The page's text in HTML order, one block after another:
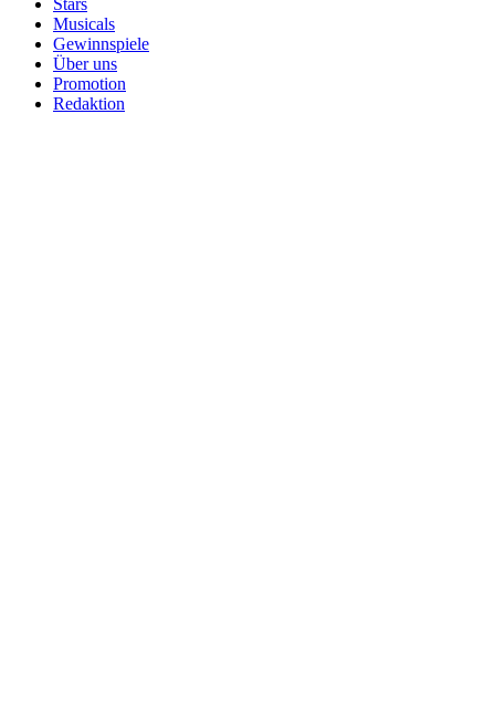
Musicals
Gewinnspiele
Über uns
Promotion
Redaktion